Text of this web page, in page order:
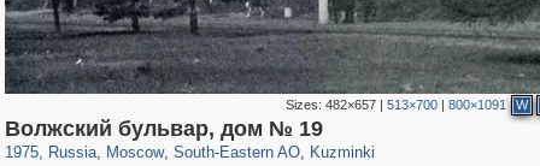
Sizes: 482×657| 513×700| 800×1091 W
Волжский бульвар, дом № 19
1975, Russia
1,407,328 29,248
, Moscow
319,882 8,286
, South-Eastern AO
11,379 197
, Kuzminki
1,133